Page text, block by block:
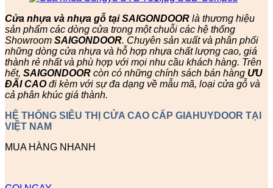
Cửa nhựa và nhựa gỗ tại SAIGONDOOR là thương hiệu
sản phẩm các dòng cửa trong một chuỗi các hệ thống
Showroom SAIGONDOOR. Chuyên sản xuất và phân phối
những dòng cửa nhựa và hỗ hợp nhựa chất lượng cao, giá
thành rẻ nhất và phù hợp với mọi nhu cầu khách hàng. Trên
hết, SAIGONDOOR còn có những chính sách bán hàng ƯU
ĐÃI CAOđi kèm với sự đa dạng về mẫu mã, loại cửa gỗ và
cả phân khúc giá thành.
HỆ THỐNG SIÊU THỊ CỬA CAO CẤP GIAHUYDOOR TẠI
VIỆT NAM
MUA HÀNG NHANH